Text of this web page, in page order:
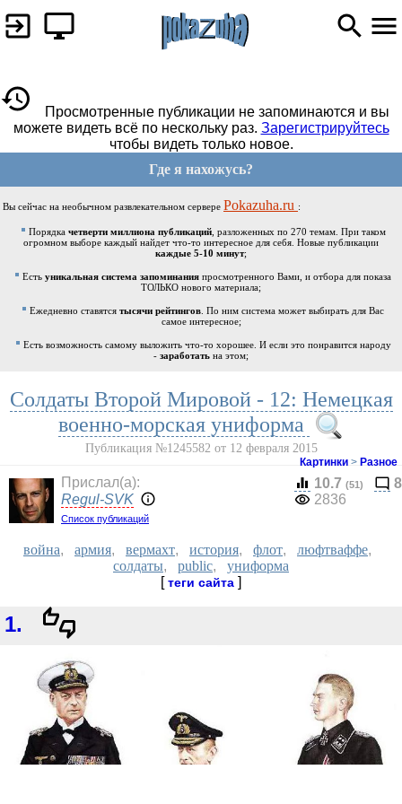
Просмотренные публикации не запоминаются и вы
можете видеть всё по нескольку раз. Зарегистрируйтесь
чтобы видеть только новое.
Где я нахожусь?
Вы сейчас на необычном развлекательном сервере Pokazuha.ru :
Порядка четверти миллиона публикаций, разложенных по 270 темам. При таком
огромном выборе каждый найдет что-то интересное для себя. Новые публикации
каждые 5-10 минут;
Есть уникальная система запоминания просмотренного Вами, и отбора для показа
ТОЛЬКО нового материала;
Ежедневно ставятся тысячи рейтингов . По ним система может выбирать для Вас
самое интересное;
Есть возможность самому выложить что-то хорошее. И если это понравится народу
- заработать на этом;
Солдаты Второй Мировой - 12: Немецкая
военно-морская униформа
Публикация №1245582 от 12 февраля 2015
Картинки > Разное
Прислал(a):
Regul-SVK
Список публикаций
10.7 (51)
8
2836
война, армия, вермахт, история, флот, люфтваффе,
солдаты, public, униформа
[теги сайта ]
1.